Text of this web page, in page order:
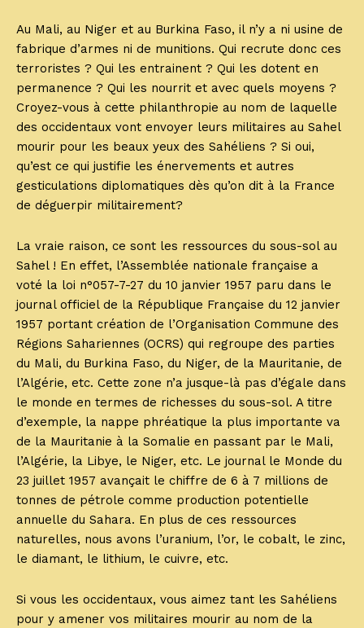
Au Mali, au Niger et au Burkina Faso, il n’y a ni usine de
fabrique d’armes ni de munitions. Qui recrute donc ces
terroristes ? Qui les entrainent ? Qui les dotent en
permanence ? Qui les nourrit et avec quels moyens ?
Croyez-vous à cette philanthropie au nom de laquelle
des occidentaux vont envoyer leurs militaires au Sahel
mourir pour les beaux yeux des Sahéliens ? Si oui,
qu’est ce qui justifie les énervements et autres
gesticulations diplomatiques dès qu’on dit à la France
de déguerpir militairement?
La vraie raison, ce sont les ressources du sous-sol au
Sahel ! En effet, l’Assemblée nationale française a
voté la loi n°057-7-27 du 10 janvier 1957 paru dans le
journal officiel de la République Française du 12 janvier
1957 portant création de l’Organisation Commune des
Régions Sahariennes (OCRS) qui regroupe des parties
du Mali, du Burkina Faso, du Niger, de la Mauritanie, de
l’Algérie, etc. Cette zone n’a jusque-là pas d’égale dans
le monde en termes de richesses du sous-sol. A titre
d’exemple, la nappe phréatique la plus importante va
de la Mauritanie à la Somalie en passant par le Mali,
l’Algérie, la Libye, le Niger, etc. Le journal le Monde du
23 juillet 1957 avançait le chiffre de 6 à 7 millions de
tonnes de pétrole comme production potentielle
annuelle du Sahara. En plus de ces ressources
naturelles, nous avons l’uranium, l’or, le cobalt, le zinc,
le diamant, le lithium, le cuivre, etc.
Si vous les occidentaux, vous aimez tant les Sahéliens
pour y amener vos militaires mourir au nom de la